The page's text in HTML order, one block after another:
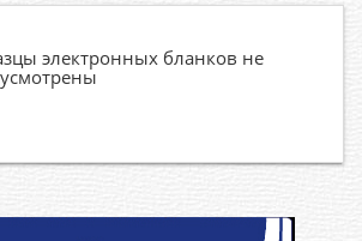
электронных бланков не